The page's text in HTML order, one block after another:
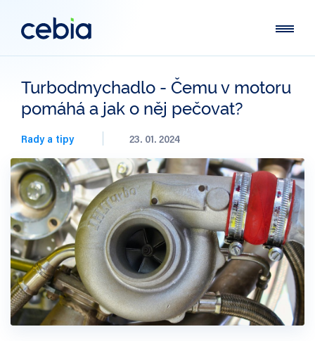
Turbodmychadlo - Čemu v motoru
pomáhá a jak o něj pečovat?
Rady a tipy 23. 01. 2024